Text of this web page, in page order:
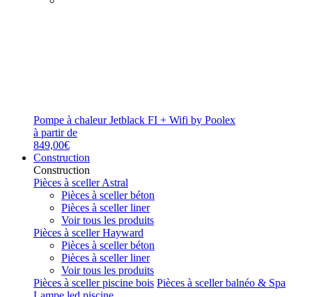
Pompe à chaleur Jetblack FI + Wifi by Poolex
à partir de
849,00€
Construction
Construction
Pièces à sceller Astral
Pièces à sceller béton
Pièces à sceller liner
Voir tous les produits
Pièces à sceller Hayward
Pièces à sceller béton
Pièces à sceller liner
Voir tous les produits
Pièces à sceller piscine bois Pièces à sceller balnéo & Spa